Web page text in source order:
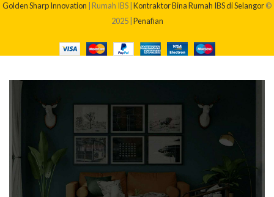
Golden Sharp Innovation | Rumah IBS | Kontraktor Bina Rumah IBS di Selangor©
2025 | Penafian
BERAPAKAH KOS BINA RUMAH SAYA?
Dapatkan quotation pembinaan rumah anda sekarang!
Klik Di Sini